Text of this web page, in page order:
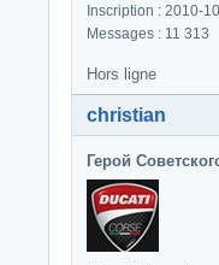
Inscription : 2010-
Messages : 11 313
Hors ligne
christian
Герой